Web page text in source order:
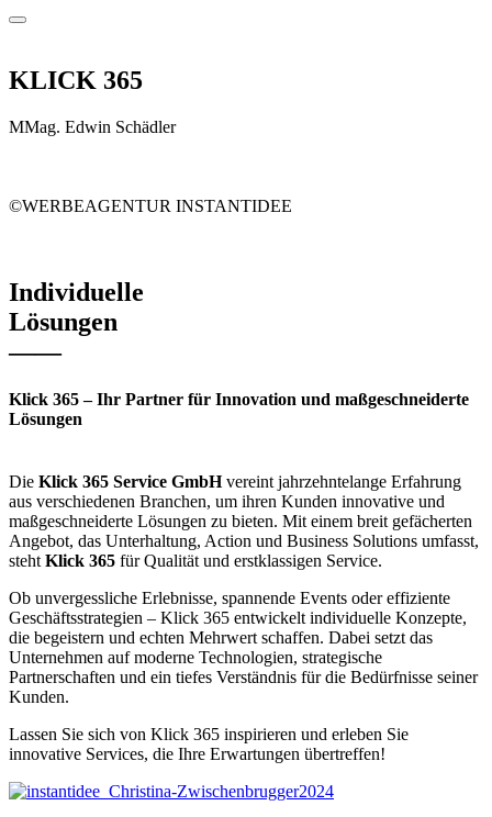
KLICK 365
MMag. Edwin Schädler
©WERBEAGENTUR INSTANTIDEE
Individuelle
Lösungen
——
Klick 365 – Ihr Partner für Innovation und maßgeschneiderte
Lösungen
Die Klick 365 Service GmbHvereint jahrzehntelange Erfahrung
aus verschiedenen Branchen, um ihren Kunden innovative und
maßgeschneiderte Lösungen zu bieten. Mit einem breit gefächerten
Angebot, das Unterhaltung, Action und Business Solutions umfasst,
steht Klick 365 für Qualität und erstklassigen Service.
Ob unvergessliche Erlebnisse, spannende Events oder effiziente
Geschäftsstrategien – Klick 365 entwickelt individuelle Konzepte,
die begeistern und echten Mehrwert schaffen. Dabei setzt das
Unternehmen auf moderne Technologien, strategische
Partnerschaften und ein tiefes Verständnis für die Bedürfnisse seiner
Kunden.
Lassen Sie sich von Klick 365 inspirieren und erleben Sie
innovative Services, die Ihre Erwartungen übertreffen!